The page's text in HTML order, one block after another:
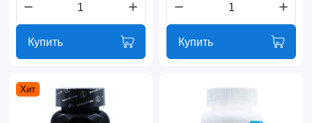
Купить Купить
Хит